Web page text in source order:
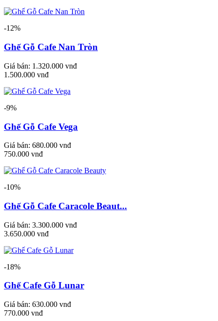
-12%
Ghế Gỗ Cafe Nan Tròn
Giá bán: 1.320.000 vnđ
1.500.000 vnđ
-9%
Ghế Gỗ Cafe Vega
Giá bán: 680.000 vnđ
750.000 vnđ
-10%
Ghế Gỗ Cafe Caracole Beaut...
Giá bán: 3.300.000 vnđ
3.650.000 vnđ
-18%
Ghế Cafe Gỗ Lunar
Giá bán: 630.000 vnđ
770.000 vnđ